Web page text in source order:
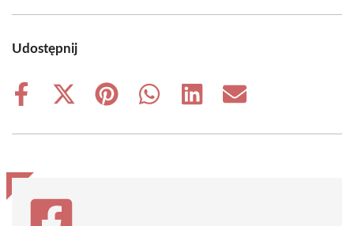
Udostępnij
Share
Share
(Twitter)
Share
Share
Share
Share